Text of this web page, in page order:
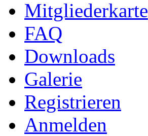
Mitgliederkarte
FAQ
Downloads
Galerie
Registrieren
Anmelden